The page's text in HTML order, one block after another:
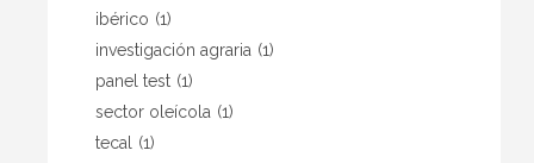
ibérico (1)
investigación agraria (1)
panel test (1)
sector oleícola (1)
tecal
(1)